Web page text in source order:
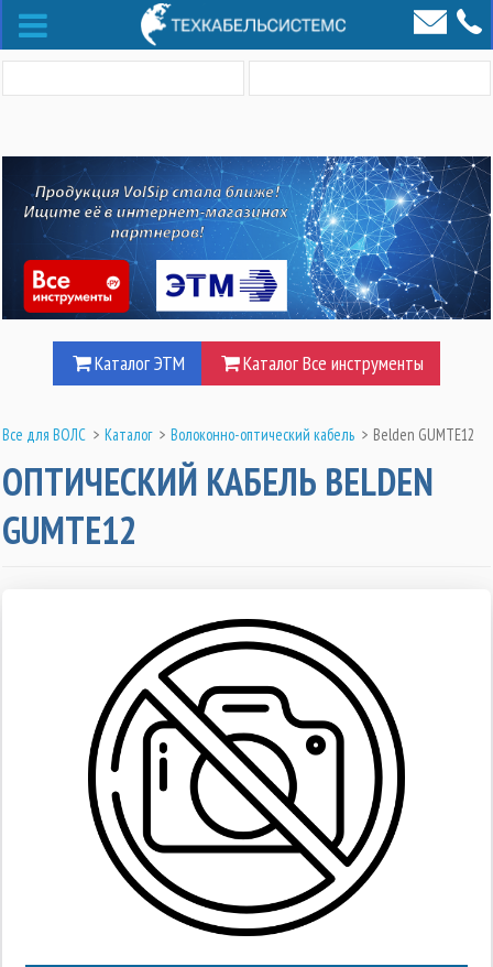
Каталог ЭТМ Каталог Все инструменты
Все для ВОЛС > Каталог > Волоконно-оптический кабель > Belden GUMTE12
ОПТИЧЕСКИЙ КАБЕЛЬ BELDEN
GUMTE12